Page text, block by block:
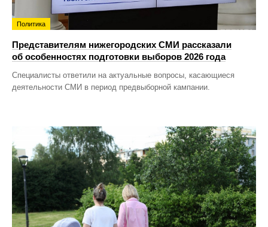
Политика
Представителям нижегородских СМИ рассказали
об особенностях подготовки выборов 2026 года
Специалисты ответили на актуальные вопросы, касающиеся
деятельности СМИ в период предвыборной кампании.